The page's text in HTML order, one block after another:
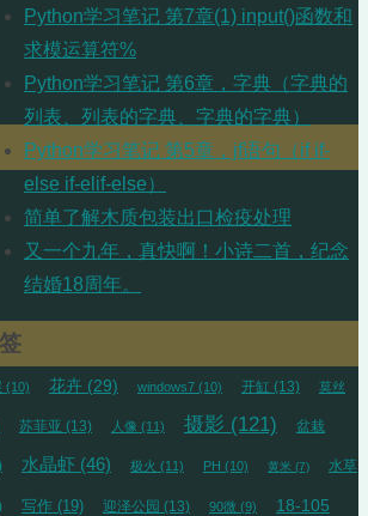
Python学习笔记 第7章(1) input()函数和
求模运算符%
Python学习笔记 第6章，字典（字典的
列表、列表的字典、字典的字典）
Python学习笔记 第5章，jf语句（if if-
else if-elif-else）
简单了解木质包装出口检疫处理
又一个九年，真快啊！小诗二首，纪念
结婚18周年。
(10) 花卉 (29) windows7 (10) 开缸 (13) 莫丝
苏菲亚 (13) 人像 (11) 摄影 (121) 盆栽
水晶虾 (46) 极火 (11) PH (10) 黄米 (7) 水草
写作 (19) 迎泽公园 (13) 90微 (9) 18-105